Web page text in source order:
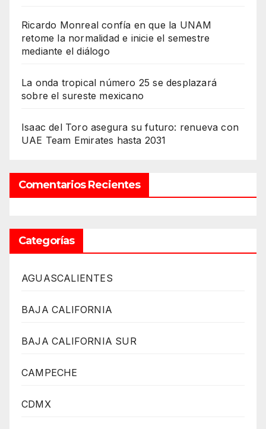
Ricardo Monreal confía en que la UNAM
retome la normalidad e inicie el semestre
mediante el diálogo
La onda tropical número 25 se desplazará
sobre el sureste mexicano
Isaac del Toro asegura su futuro: renueva con
UAE Team Emirates hasta 2031
Comentarios Recientes
Categorías
AGUASCALIENTES
BAJA CALIFORNIA
BAJA CALIFORNIA SUR
CAMPECHE
CDMX